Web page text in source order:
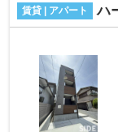
賃貸 | アパート ハ